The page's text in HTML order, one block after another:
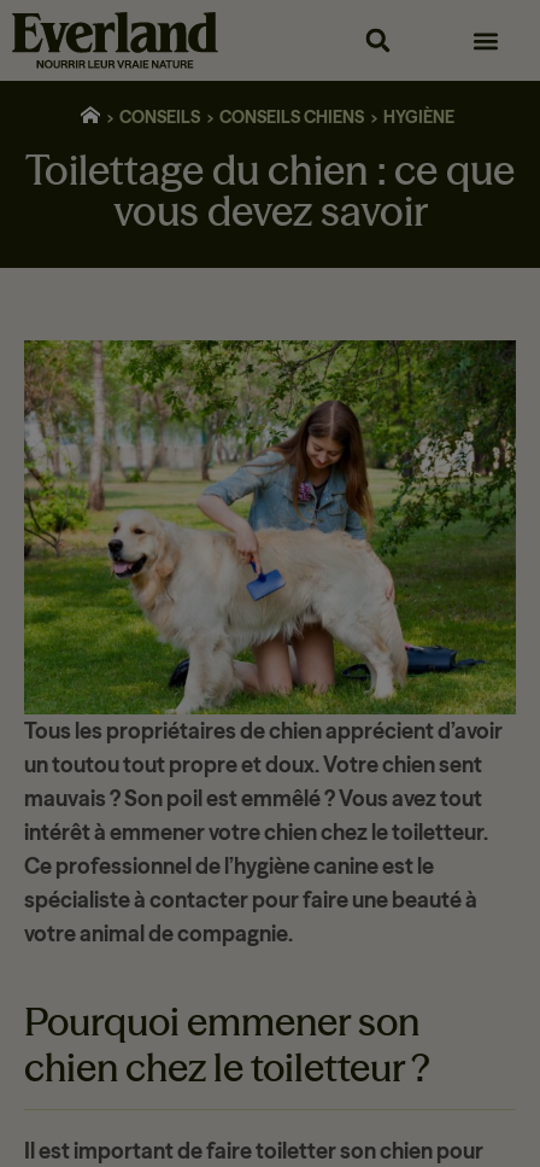
CONSEILS CONSEILS CHIENS HYGIÈNE
Toilettage du chien : ce que
vous devez savoir
Tous les propriétaires de chien apprécient d’avoir
untoutou tout propre et doux. Votre chien sent
mauvais ? Son poil est emmêlé ? Vous avez tout
intérêt à emmener votre chien chez le toiletteur.
Ce professionnel de l’hygiène canineest le
spécialiste à contacter pourfaire une beautéà
votre animal de compagnie.
Pourquoi emmener son
chien chez le toiletteur ?
Il est important de faire toiletter son chien pour